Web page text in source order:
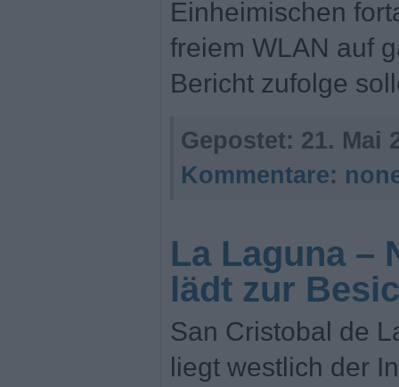
Einheimischen
freiem WLAN auf
Bericht zufolge
Gepostet: 21. Mai
Kommentare:
La Laguna –
lädt zur
San Cristobal de
liegt westlich der